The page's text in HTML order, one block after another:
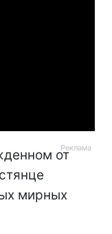
от
мирных